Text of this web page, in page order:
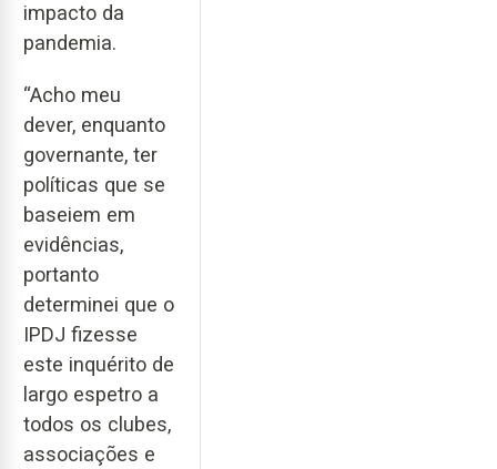
impacto da
pandemia.
“Acho meu
dever, enquanto
governante, ter
políticas que se
baseiem em
evidências,
portanto
determinei que o
IPDJ fizesse
este inquérito de
largo espetro a
todos os clubes,
associações e